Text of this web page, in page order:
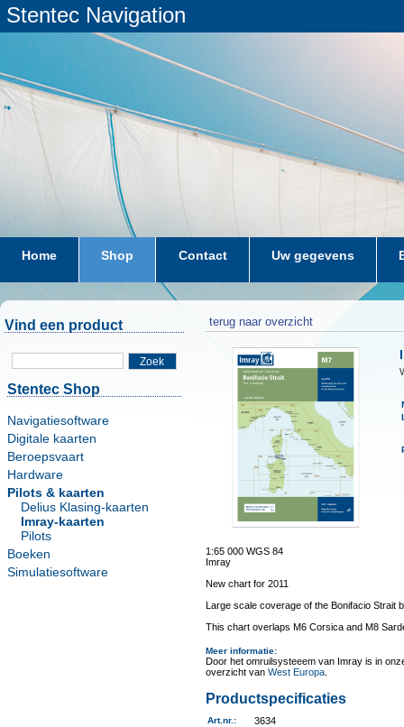
Stentec Navigation
Home Shop Contact Uw gegevens
Vind een product
Zoek
Stentec Shop
Navigatiesoftware
Digitale kaarten
Beroepsvaart
Hardware
Pilots & kaarten
Delius Klasing-kaarten
Imray-kaarten
Pilots
Boeken
Simulatiesoftware
terug naar overzicht
1:65 000 WGS 84
Imray
New chart for 2011
Large scale coverage of the Bonifacio Strait
This chart overlaps M6 Corsica and M8
Meer informatie:
Door het omruilsysteeem van Imray is in
overzicht van West Europa.
Productspecificaties
Art.nr. : 3634